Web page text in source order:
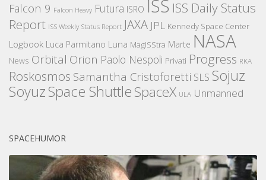
Falcon 9 Falcon Heavy Futura ISRO ISS ISS Daily Status
Report ISS Weekly Status Report JAXA JPL Kennedy Space Center
Logbook Luca Parmitano Luna MagISStra Marte NASA
News Orbital Orion Paolo Nespoli Privati Progress RKA
Roskosmos Samantha Cristoforetti SLS Sojuz
SoyuzSpace ShuttleSpaceX ULA Unmanned
SPACEHUMOR